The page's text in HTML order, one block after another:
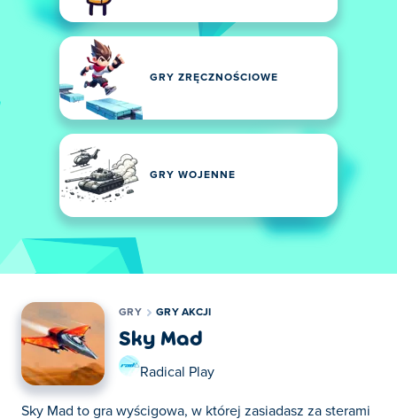
GRY ZRĘCZNOŚCIOWE
GRY WOJENNE
GRY GRY AKCJI
Sky Mad
Radical Play
Sky Mad to gra wyścigowa, w której zasiadasz za sterami